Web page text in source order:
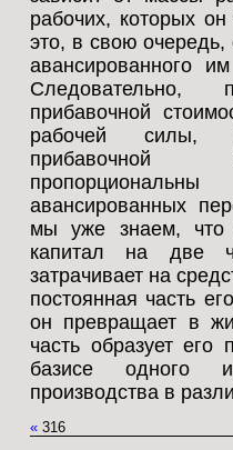
рабочих, которых он
это, в свою очередь,
авансированного
прибавочной
рабочей силы,
прибавочной
авансированных
мы уже знаем, что
капитал на две
затрачивает на
постоянная часть
он превращает в
часть образует
базисе одного
производства в
« 316